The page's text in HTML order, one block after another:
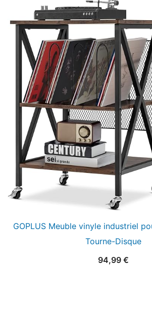
GOPLUS Meuble vinyle industriel
Tourne-Disque
94,99 €